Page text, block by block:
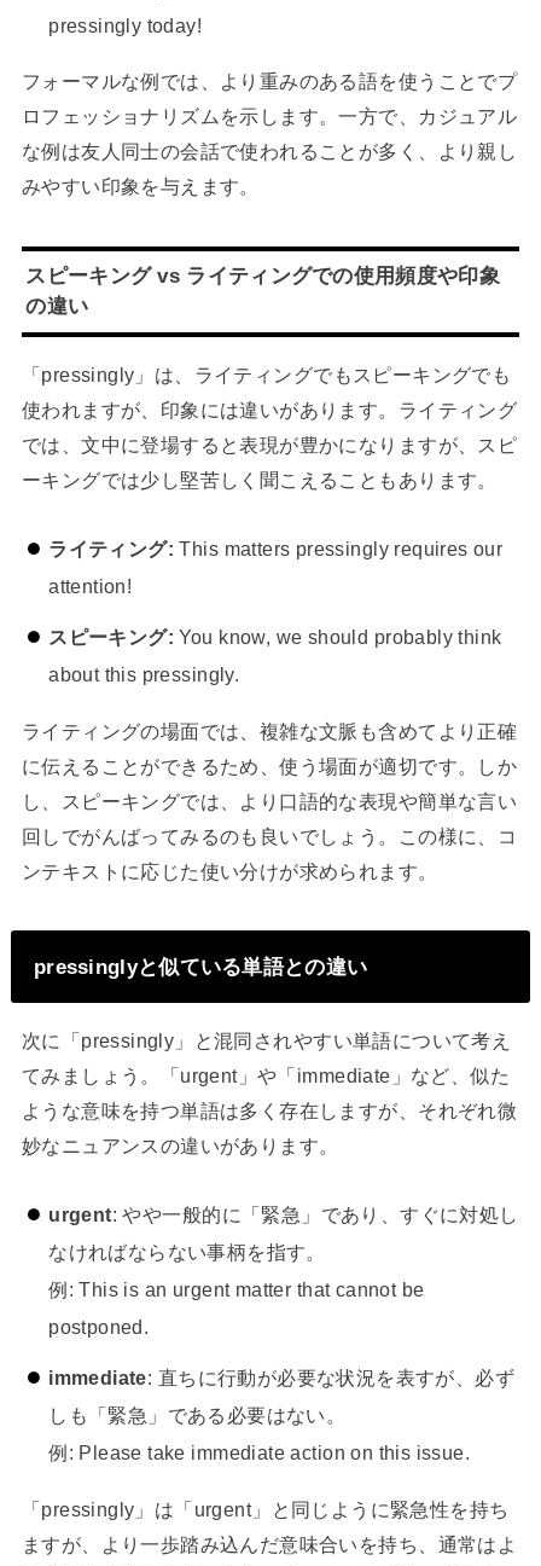
pressingly today!
フォーマルな例では、より重みのある語を使うことでプ
ロフェッショナリズムを示します。一方で、カジュアル
な例は友人同士の会話で使われることが多く、より親し
みやすい印象を与えます。
スピーキング vs ライティングでの使用頻度や印象
の違い
「pressingly」は、ライティングでもスピーキングでも
使われますが、印象には違いがあります。ライティング
では、文中に登場すると表現が豊かになりますが、スピ
ーキングでは少し堅苦しく聞こえることもあります。
ライティング: This matters pressingly requires our
attention!
スピーキング: You know, we should probably think
about this pressingly.
ライティングの場面では、複雑な文脈も含めてより正確
に伝えることができるため、使う場面が適切です。しか
し、スピーキングでは、より口語的な表現や簡単な言い
回しでがんばってみるのも良いでしょう。この様に、コ
ンテキストに応じた使い分けが求められます。
pressinglyと似ている単語との違い
次に「pressingly」と混同されやすい単語について考え
てみましょう。「urgent」や「immediate」など、似た
ような意味を持つ単語は多く存在しますが、それぞれ微
妙なニュアンスの違いがあります。
urgent: やや一般的に「緊急」であり、すぐに対処し
なければならない事柄を指す。
例: This is an urgent matter that cannot be
postponed.
immediate: 直ちに行動が必要な状況を表すが、必ず
しも「緊急」である必要はない。
例: Please take immediate action on this issue.
「pressingly」は「urgent」と同じように緊急性を持ち
ますが、より一歩踏み込んだ意味合いを持ち、通常はよ